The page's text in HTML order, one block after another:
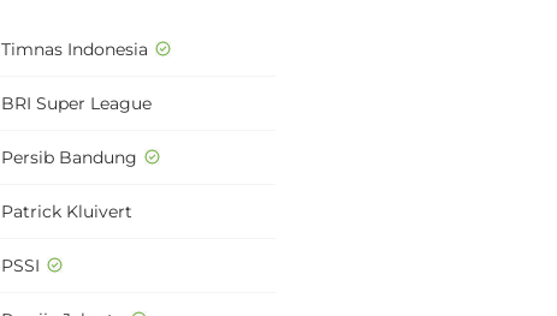
Timnas Indonesia
BRI Super League
Persib Bandung
Patrick Kluivert
PSSI